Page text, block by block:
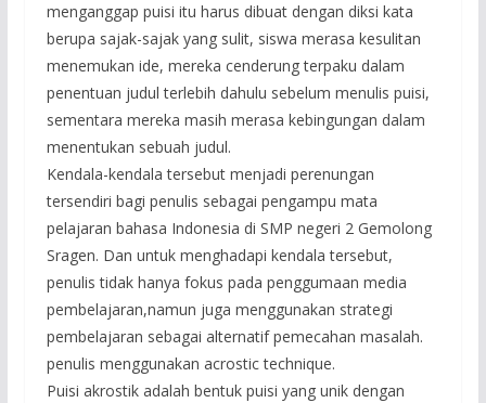
menganggap puisi itu harus dibuat dengan diksi kata
berupa sajak-sajak yang sulit, siswa merasa kesulitan
menemukan ide, mereka cenderung terpaku dalam
penentuan judul terlebih dahulu sebelum menulis puisi,
sementara mereka masih merasa kebingungan dalam
menentukan sebuah judul.
Kendala-kendala tersebut menjadi perenungan
tersendiri bagi penulis sebagai pengampu mata
pelajaran bahasa Indonesia di SMP negeri 2 Gemolong
Sragen. Dan untuk menghadapi kendala tersebut,
penulis tidak hanya fokus pada penggumaan media
pembelajaran,namun juga menggunakan strategi
pembelajaran sebagai alternatif pemecahan masalah.
penulis menggunakan acrostic technique.
Puisi akrostik adalah bentuk puisi yang unik dengan